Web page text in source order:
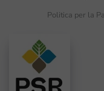
Politica per la